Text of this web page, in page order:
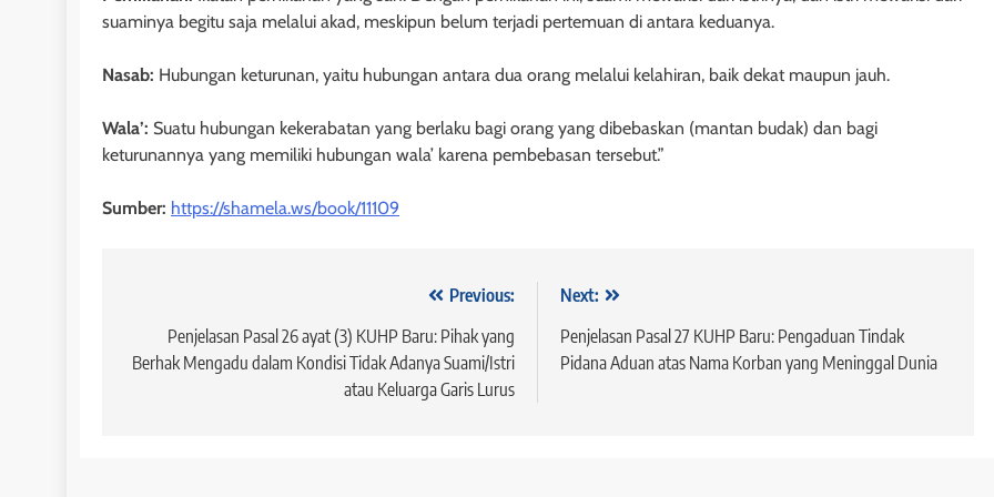
suaminya begitu saja melalui akad, meskipun belum terjadi pertemuan di antara keduanya.
Nasab: Hubungan keturunan, yaitu hubungan antara dua orang melalui kelahiran, baik dekat maupun jauh.
Wala’: Suatu hubungan kekerabatan yang berlaku bagi orang yang dibebaskan (mantan budak) dan bagi
keturunannya yang memiliki hubungan wala’ karena pembebasan tersebut.”
Sumber: https://shamela.ws/book/11109
Previous:
Penjelasan Pasal 26 ayat (3) KUHP Baru: Pihak yang
Berhak Mengadu dalam Kondisi Tidak Adanya Suami/Istri
atau Keluarga Garis Lurus
Next:
Penjelasan Pasal 27 KUHP Baru: Pengaduan Tindak
Pidana Aduan atas Nama Korban yang Meninggal Dunia
dan Mulai Berlakunya Undang-
Undang Hak Tanggungan
9 bulan ago
Hypotheek dan Credietverband
HUKUM JAMINAN - FIDUSIA
Jaminan Fidusia
Pembentukan Kantor